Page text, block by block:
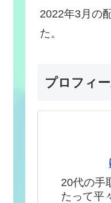
2022年3月
た。
プロフィ
20代の手
たって平